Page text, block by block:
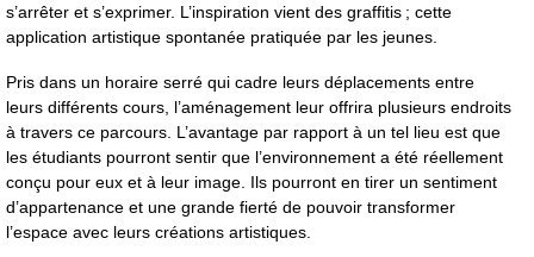
s’arrêter et s’exprimer. L’inspiration vient des graffitis ; cette
application artistique spontanée pratiquée par les jeunes.
Pris dans un horaire serré qui cadre leurs déplacements entre
leurs différents cours, l’aménagement leur offrira plusieurs endroits
à travers ce parcours. L’avantage par rapport à un tel lieu est que
les étudiants pourront sentir que l’environnement a été réellement
conçu pour eux et à leur image. Ils pourront en tirer un sentiment
d’appartenance et une grande fierté de pouvoir transformer
l’espace avec leurs créations artistiques.